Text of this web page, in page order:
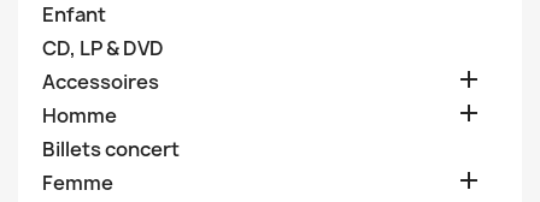
Enfant
CD, LP & DVD
Accessoires

Homme 
Billets concert
Femme
